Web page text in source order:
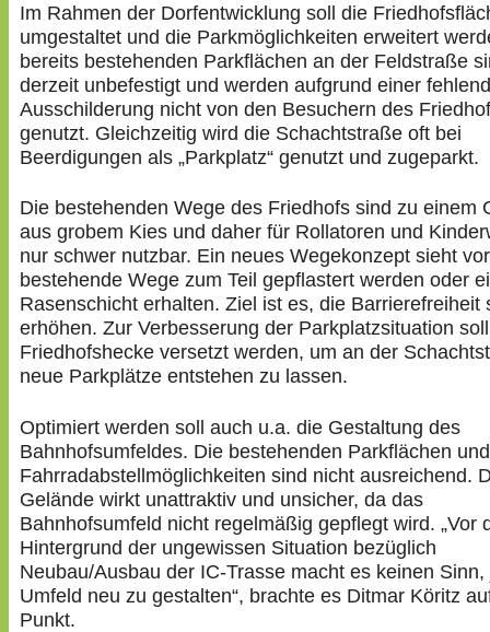
Im Rahmen der Dorfentwicklung soll die
umgestaltet und die Parkmöglichkeiten erweitert
bereits bestehenden Parkflächen an der Feldstraße
derzeit unbefestigt und werden aufgrund einer
Ausschilderung nicht von den Besuchern des
genutzt. Gleichzeitig wird die Schachtstraße oft bei
Beerdigungen als „Parkplatz“ genutzt und zugeparkt.
Die bestehenden Wege des Friedhofs sind zu einem
aus grobem Kies und daher für Rollatoren und
nur schwer nutzbar. Ein neues Wegekonzept sieht
bestehende Wege zum Teil gepflastert werden oder
Rasenschicht erhalten. Ziel ist es, die Barrierefreiheit
erhöhen. Zur Verbesserung der Parkplatzsituation
Friedhofshecke versetzt werden, um an der
neue Parkplätze entstehen zu lassen.
Optimiert werden soll auch u.a. die Gestaltung des
Bahnhofsumfeldes. Die bestehenden Parkflächen und
Fahrradabstellmöglichkeiten sind nicht ausreichend.
Gelände wirkt unattraktiv und unsicher, da das
Bahnhofsumfeld nicht regelmäßig gepflegt wird. „Vor
Hintergrund der ungewissen Situation bezüglich
Neubau/Ausbau der IC-Trasse macht es keinen
Umfeld neu zu gestalten“, brachte es Ditmar Köritz
Punkt.